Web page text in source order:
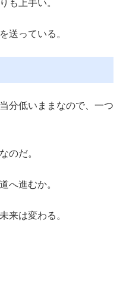
も上手い。
送っている。
分低いままなので、一つ
のだ。
へ進むか。
来は変わる。